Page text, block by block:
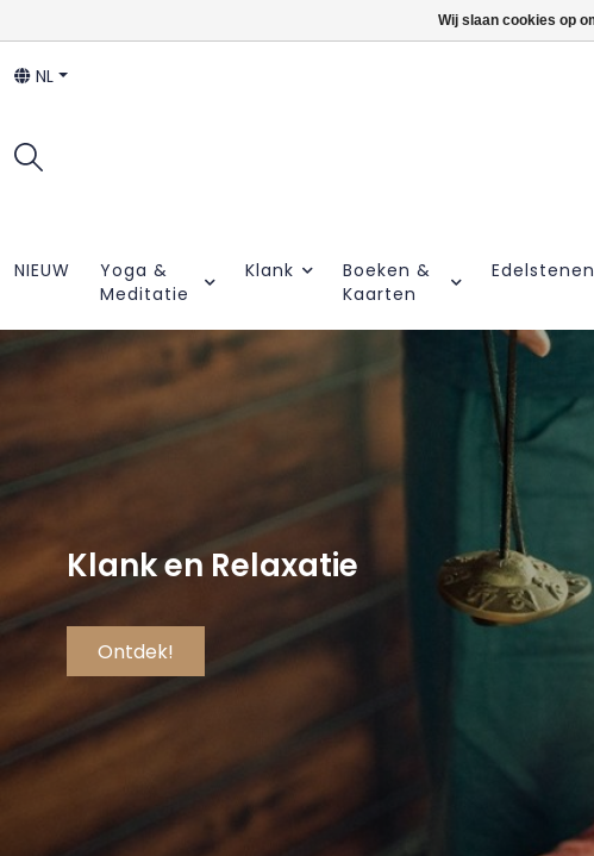
NL
NIEUW
Yoga &
Meditatie
Klank
Boeken &
Kaarten
Edelstenen
Klank en Relaxatie
Ontdek!
Wij slaan cookies op